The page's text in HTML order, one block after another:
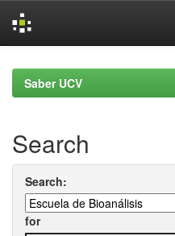
navigationSaber UCV
Search
Search:
for